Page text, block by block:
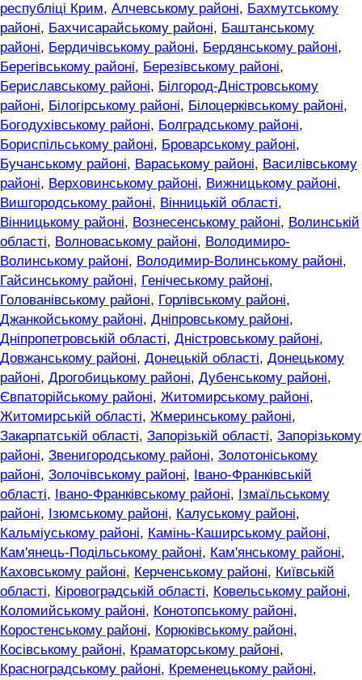
республіці Крим, Алчевському районі, Бахмутському
районі, Бахчисарайському районі, Баштанському
районі, Бердичівському районі, Бердянському районі,
Берегівському районі, Березівському районі,
Бериславському районі, Білгород-Дністровському
районі, Білогірському районі, Білоцерківському районі,
Богодухівському районі, Болградському районі,
Бориспільському районі, Броварському районі,
Бучанському районі, Вараському районі, Василівському
районі, Верховинському районі, Вижницькому районі,
Вишгородському районі, Вінницькій області,
Вінницькому районі, Вознесенському районі, Волинській
області, Волноваському районі, Володимиро-
Волинському районі, Володимир-Волинському районі,
Гайсинському районі, Генічеському районі,
Голованівському районі, Горлівському районі,
Джанкойському районі, Дніпровському районі,
Дніпропетровській області, Дністровському районі,
Довжанському районі, Донецькій області, Донецькому
районі, Дрогобицькому районі, Дубенському районі,
Євпаторійському районі, Житомирському районі,
Житомирській області, Жмеринському районі,
Закарпатській області, Запорізькій області, Запорізькому
районі, Звенигородському районі, Золотоніському
районі, Золочівському районі,
Івано-Франківській
області, Івано-Франківському районі, Ізмаїльському
районі, Ізюмському районі, Калуському районі,
Кальміуському районі, Камінь-Каширському районі,
Кам'янець-Подільському районі, Кам'янському районі,
Каховському районі, Керченському районі, Київській
області, Кіровоградській області, Ковельському районі,
Коломийському районі, Конотопському районі,
Коростенському районі, Корюківському районі,
Косівському районі, Краматорському районі,
Красноградському районі, Кременецькому районі,